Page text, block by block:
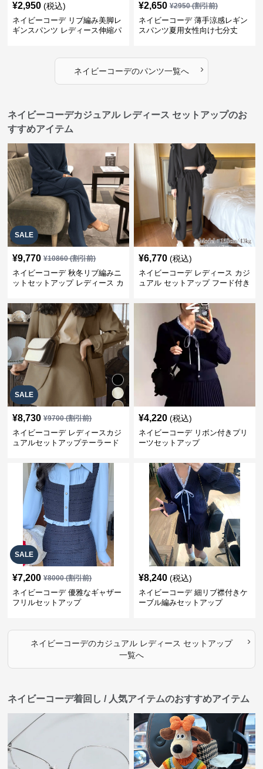
¥2,950 (税込)
ネイビーコーデ リブ編み美脚レ
ギンスパンツ レディース伸縮パ
¥2,650 ¥2950(割引前)
ネイビーコーデ 薄手涼感レギン
スパンツ夏用女性向け七分丈
ネイビーコーデのパンツ一覧へ ›
ネイビーコーデカジュアル レディース セットアップのお
すすめアイテム
SALE
¥9,770 ¥10860(割引前)
ネイビーコーデ 秋冬リブ編みニ
ットセットアップ レディース カ
¥6,770 (税込)
ネイビーコーデ レディース カジ
ュアル セットアップ フード付き
SALE
¥8,730 ¥9700(割引前)
ネイビーコーデ レディースカジ
ュアルセットアップテーラード
¥4,220 (税込)
ネイビーコーデ リボン付きプリ
ーツセットアップ
SALE
¥7,200 ¥8000(割引前)
ネイビーコーデ 優雅なギャザー
フリルセットアップ
¥8,240 (税込)
ネイビーコーデ 細リブ襟付きケ
ーブル編みセットアップ
ネイビーコーデのカジュアル レディース セットアップ
一覧へ
›
ネイビーコーデ着回し / 人気アイテムのおすすめアイテム